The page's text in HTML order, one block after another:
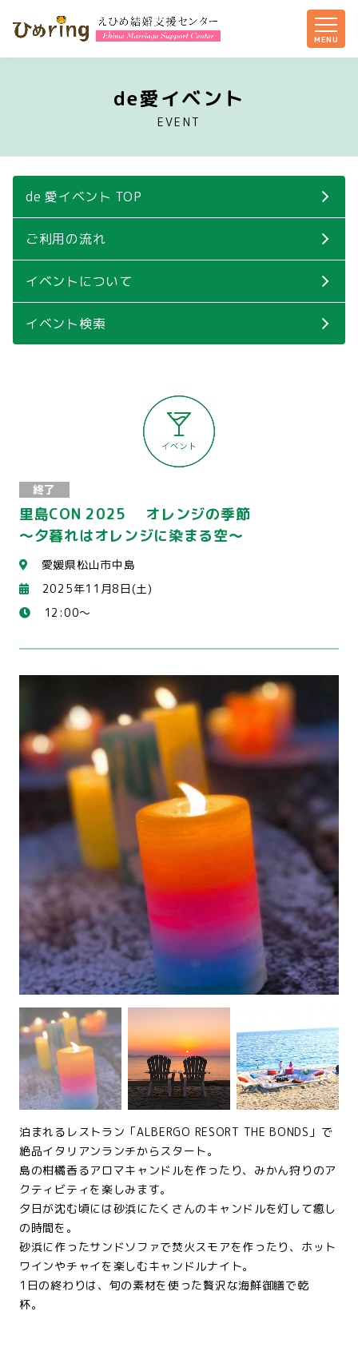
de愛イベント
EVENT
de 愛イベント TOP
ご利用の流れ
イベントについて
イベント検索
終了
里島CON 2025 オレンジの季節
～夕暮れはオレンジに染まる空～
愛媛県松山市中島
2025年11月8日(土)
12:00～
泊まれるレストラン「ALBERGO RESORT THE BONDS」で
絶品イタリアンランチからスタート。
島の柑橘香るアロマキャンドルを作ったり、みかん狩りのア
クティビティを楽しみます。
夕日が沈む頃には砂浜にたくさんのキャンドルを灯して癒し
の時間を。
砂浜に作ったサンドソファで焚火スモアを作ったり、ホット
ワインやチャイを楽しむキャンドルナイト。
1日の終わりは、旬の素材を使った贅沢な海鮮御膳で乾
杯。